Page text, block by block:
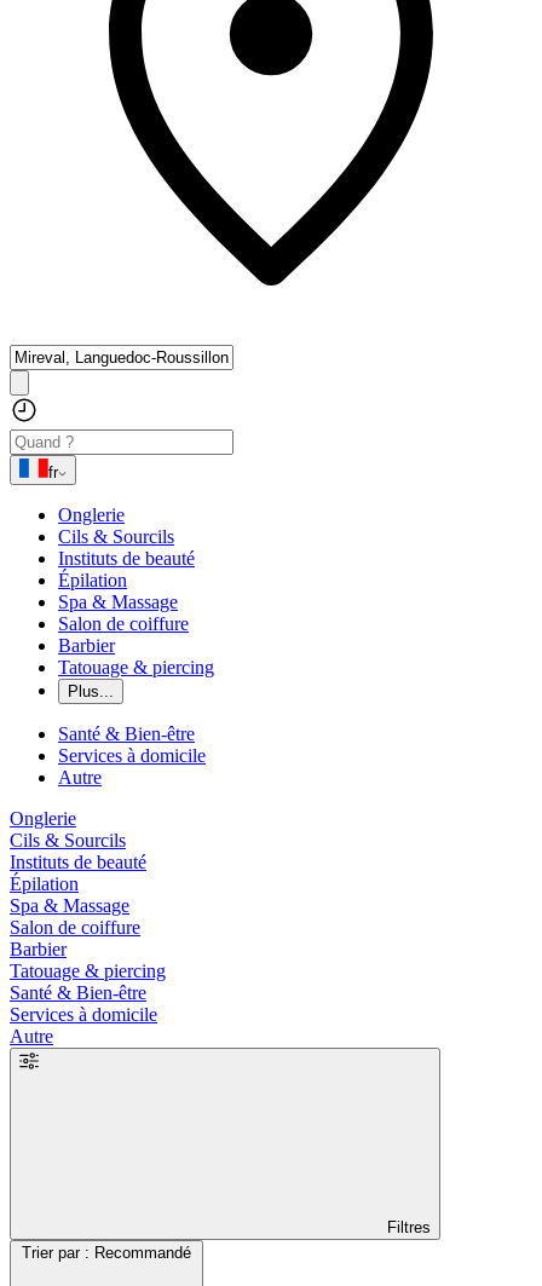
fr
Onglerie
Cils & Sourcils
Instituts de beauté
Épilation
Spa & Massage
Salon de coiffure
Barbier
Tatouage & piercing
Plus...
Santé & Bien-être
Services à domicile
Autre
Onglerie
Cils & Sourcils
Instituts de beauté
Épilation
Spa & Massage
Salon de coiffure
Barbier
Tatouage & piercing
Santé & Bien-être
Services à domicile
Autre
Filtres